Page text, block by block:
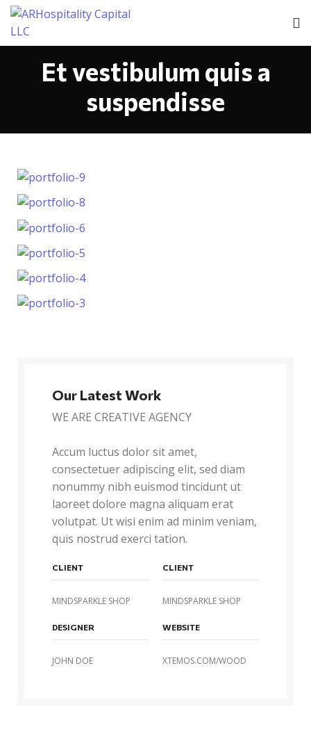
Et vestibulum quis a
suspendisse
Our Latest Work
WE ARE CREATIVE AGENCY
Accum luctus dolor sit amet,
consectetuer adipiscing elit, sed diam
nonummy nibh euismod tincidunt ut
laoreet dolore magna aliquam erat
volutpat. Ut wisi enim ad minim veniam,
quis nostrud exerci tation.
CLIENT
MINDSPARKLE SHOP
CLIENT
MINDSPARKLE SHOP
DESIGNER
JOHN DOE
WEBSITE
XTEMOS.COM/WOOD